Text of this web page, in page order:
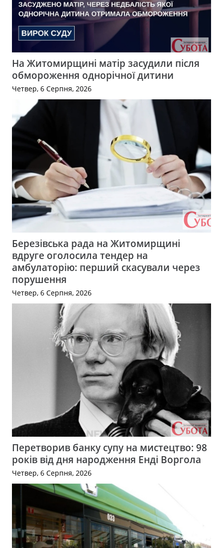
На Житомирщині матір засудили після
обмороження однорічної дитини
Четвер, 6 Серпня, 2026
Березівська рада на Житомирщині
вдруге оголосила тендер на
амбулаторію: перший скасували через
порушення
Четвер, 6 Серпня, 2026
Перетворив банку супу на мистецтво: 98
років від дня народження Енді Воргола
Четвер, 6 Серпня, 2026